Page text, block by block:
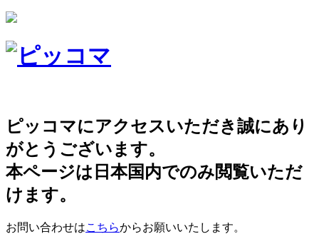
ピッコマにアクセスいただき誠にあり
がとうございます。
本ページは日本国内でのみ閲覧いただ
けます。
お問い合わせはこちらからお願いいたします。